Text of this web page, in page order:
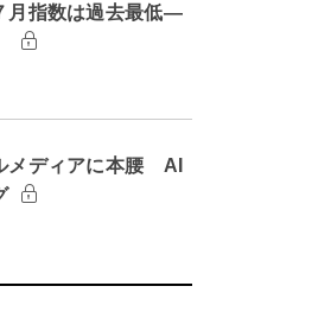
月指数は過去最低―
メディアに本腰 AI